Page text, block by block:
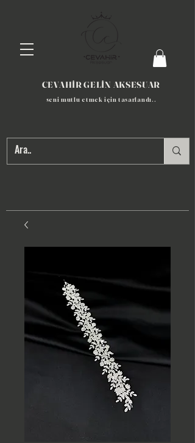
CEVAHİR GELİN AKSESUAR
seni mutlu etmek için tasarlandı​..